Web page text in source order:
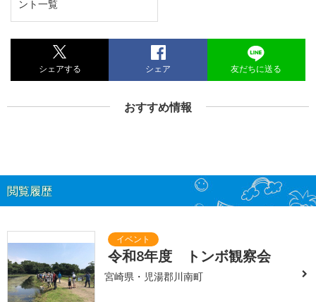
ント一覧
シェアする シェア 友だちに送る
おすすめ情報
閲覧履歴
令和8年度 トンボ観察会
宮崎県・児湯郡川南町